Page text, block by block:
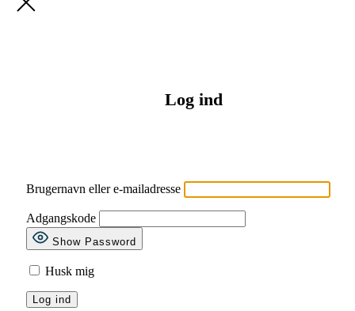
Log ind
Brugernavn eller e-mailadresse
Adgangskode
Show Password
Husk mig